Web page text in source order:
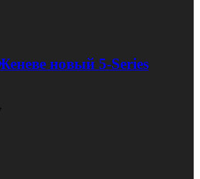
новый 5-Series